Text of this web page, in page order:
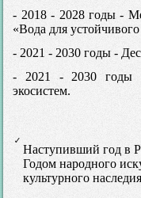
- 2018 - 2028 годы -
«Вода для устойчивого
- 2021 - 2030 годы -
- 2021 - 2030 годы -
экосистем.
Наступивший год в
Годом народного
культурного